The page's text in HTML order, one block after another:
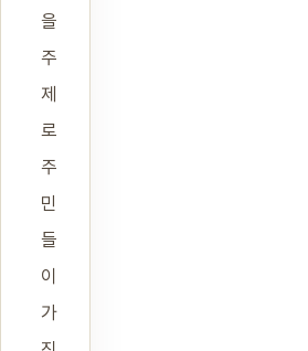
을
주
제
로
주
민
들
이
가